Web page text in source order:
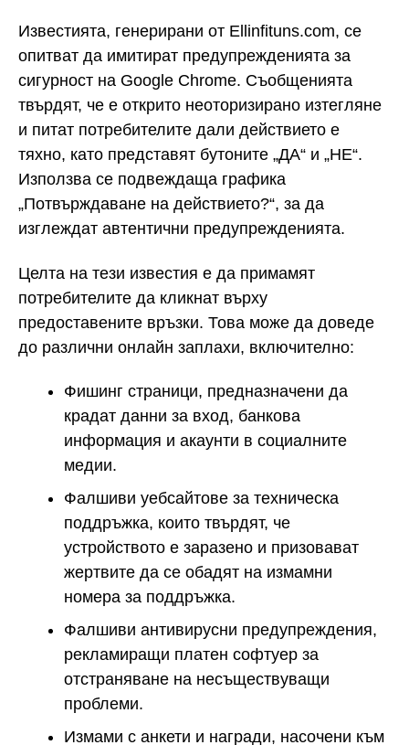
Известията, генерирани от Ellinfituns.com, се
опитват да имитират предупрежденията за
сигурност на Google Chrome. Съобщенията
твърдят, че е открито неоторизирано изтегляне
и питат потребителите дали действието е
тяхно, като представят бутоните „ДА“ и „НЕ“.
Използва се подвеждаща графика
„Потвърждаване на действието?“, за да
изглеждат автентични предупрежденията.
Целта на тези известия е да примамят
потребителите да кликнат върху
предоставените връзки. Това може да доведе
до различни онлайн заплахи, включително:
Фишинг страници, предназначени да
крадат данни за вход, банкова
информация и акаунти в социалните
медии.
Фалшиви уебсайтове за техническа
поддръжка, които твърдят, че
устройството е заразено и призовават
жертвите да се обадят на измамни
номера за поддръжка.
Фалшиви антивирусни предупреждения,
рекламиращи платен софтуер за
отстраняване на несъществуващи
проблеми.
Измами с анкети и награди, насочени към